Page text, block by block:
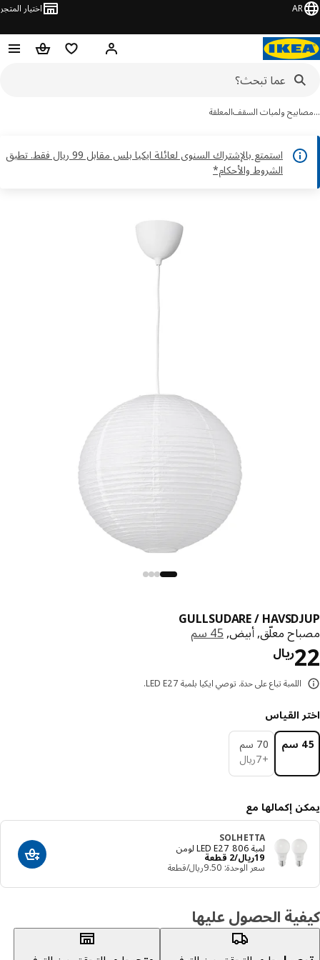
AR اختيار المتجر
مرحباً! تسجيل الدخول أو
قائمة التسوقسلة التسوق
ولمبات السقفالمعلقة
استمتع بالإشتراك السنوى لعائلة ايكيا بلس مقابل 99 ريال فقط. تطبق
الشروط والأحكام*
GULLSUDARE /
معلّق, أبيض,45 سم
ريالالسعر ريال 22
اللمبة تباع على حدة. توصي ايكيا بلمبة LED E27.
القياس
70 سم
ريالريال 7
إكمالها مع
SOLHETTA
لمبة LED E27 806 لومن
ريال 19 /2 قطعة
السعر ريال 19/2 قطعة
سعر الوحدة: ‭9.50‬ريال/قطعة
أضف إلى
الحصول عليها